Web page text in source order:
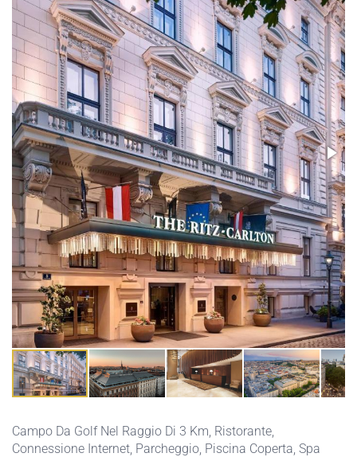
Campo Da Golf Nel Raggio Di 3 Km, Ristorante,
Connessione Internet, Parcheggio, Piscina Coperta, Spa